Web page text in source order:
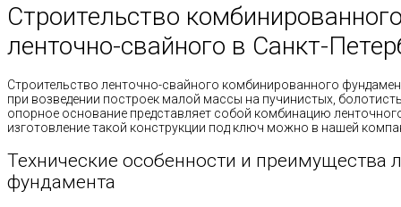
Строительство
ленточно-свайного в Санкт-
Строительство ленточно-свайного комбинированного
при возведении построек малой массы на пучинистых,
опорное основание представляет собой комбинацию
изготовление такой конструкции под ключ можно в нашей
Технические особенности и преимущества
фундамента